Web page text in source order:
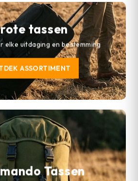
tassen
elke uitdaging en bestemming
ASSORTIMENT
Tassen